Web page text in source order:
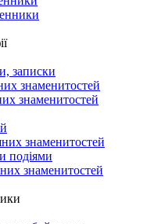
записки
знаменитостей
знаменитостей
знаменитостей
подіями
знаменитостей